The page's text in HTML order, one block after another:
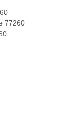
77260